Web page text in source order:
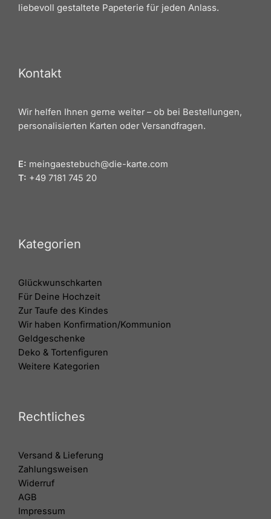
liebevoll gestaltete Papeterie für jeden Anlass.
Kontakt
Wir helfen Ihnen gerne weiter – ob bei Bestellungen,
personalisierten Karten oder Versandfragen.
E: meingaestebuch@die-karte.com
T: +49 7181 745 20
Kategorien
Glückwunschkarten
Für Deine Hochzeit
Zur Taufe des Kindes
Wir haben Konfirmation/Kommunion
Geldgeschenke
Deko & Tortenfiguren
Weitere Kategorien
Rechtliches
Versand & Lieferung
Zahlungsweisen
Widerruf
AGB
Impressum